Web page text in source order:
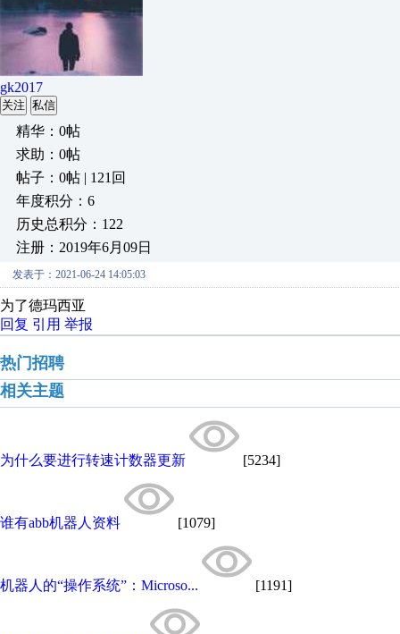
gk2017
关注 私信
精华：0帖
求助：0帖
帖子：0帖 | 121回
年度积分：6
历史总积分：122
注册：2019年6月09日
发表于：2021-06-24 14:05:03
为了德玛西亚
回复 引用 举报
热门招聘
相关主题
为什么要进行转速计数器更新 [5234]
谁有abb机器人资料 [1079]
机器人的“操作系统”：Microso... [1191]